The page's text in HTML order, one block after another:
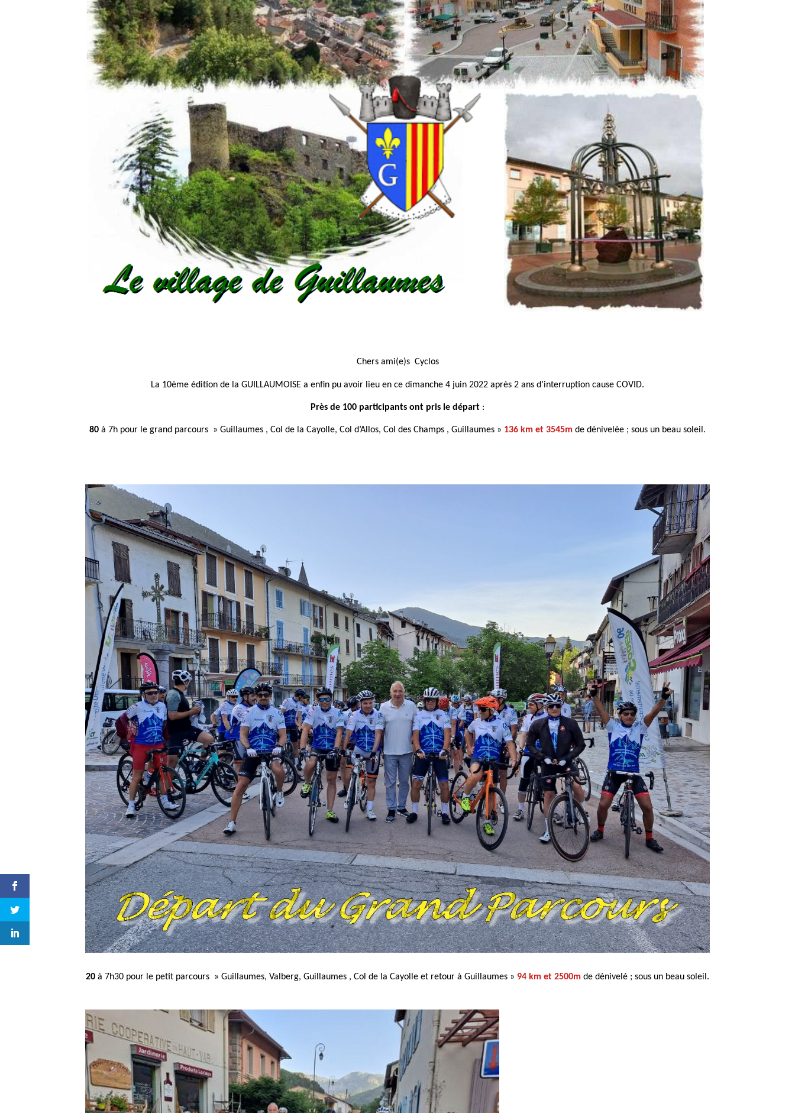
Chers ami(e)s Cyclos
La 10ème édition de la GUILLAUMOISE a enfin pu avoir lieu en ce dimanche 4 juin 2022 après 2 ans d’interruption cause COVID.
Près de 100 participants ont pris le départ :
80 à 7h pour le grand parcours » Guillaumes , Col de la Cayolle, Col d’Allos, Col des Champs , Guillaumes » 136 km et 3545m de dénivelée ; sous un beau soleil.
20 à 7h30 pour le petit parcours » Guillaumes, Valberg, Guillaumes , Col de la Cayolle et retour à Guillaumes » 94 km et 2500m de dénivelé ; sous un beau soleil.